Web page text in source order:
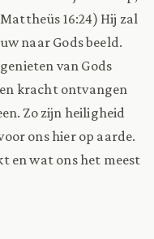
16:24) Hij zal
naar Gods beeld.
van Gods
kracht ontvangen
Zo zijn heiligheid
ons hier op aarde.
en wat ons het meest